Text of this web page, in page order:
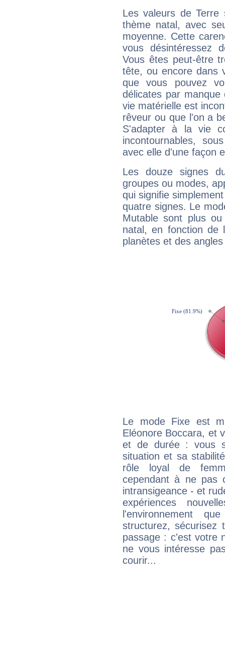
Les valeurs de Terre
thème natal, avec
moyenne. Cette
vous désintéressez
Vous êtes peut-être
tête, ou encore dans
que vous pouvez
délicates par
vie matérielle est
rêveur ou que l'on a
S'adapter à la vie
incontournables,
avec elle d'une façon
Les douze signes
groupes ou modes,
qui signifie
quatre signes. Le
Mutable sont plus
natal, en fonction de
planètes et des
Le mode Fixe est
Eléonore Boccara, et
et de durée : vous
situation et sa
rôle loyal de
cependant à ne pas
intransigeance - et
expériences
l'environnement
structurez, sécurisez
passage : c'est votre
ne vous intéresse
courir...